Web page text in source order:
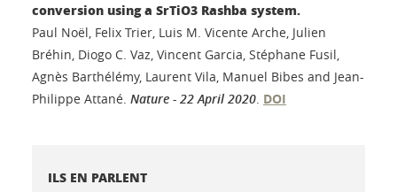
conversion using a SrTiO3 Rashba system.
Paul Noël, Felix Trier, Luis M. Vicente Arche, Julien
Bréhin, Diogo C. Vaz, Vincent Garcia, Stéphane Fusil,
Agnès Barthélémy, Laurent Vila, Manuel Bibes and Jean-
Philippe Attané. Nature - 22 April 2020. DOI
ILS EN PARLENT